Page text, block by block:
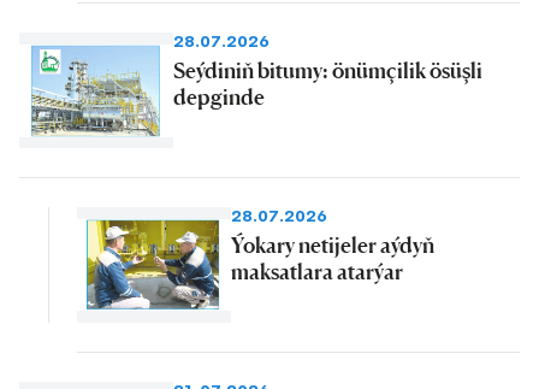
28.07.2026
Seýdiniň bitumy: önümçilik ösüşli
depginde
28.07.2026
Ýokary netijeler aýdyň
maksatlara atarýar